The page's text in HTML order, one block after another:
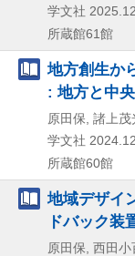
学文社 2025.12
所蔵館61館
地方創生か
: 地方と中
原田保, 諸上
学文社 2024.12
所蔵館60館
地域デザイ
ドバック装
原田保, 西田小